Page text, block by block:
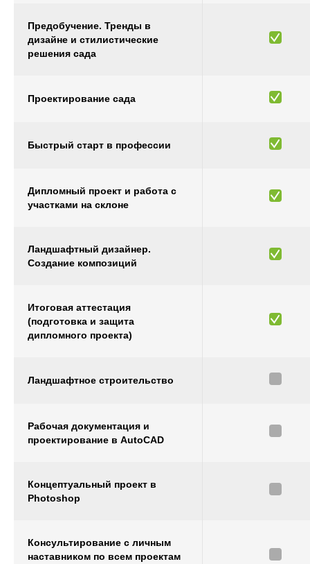
Предобучение. Тренды в
дизайне и стилистические
решения сада
Проектирование сада
Быстрый старт в профессии
Дипломный проект и работа с
участками на склоне
Ландшафтный дизайнер.
Создание композиций
Итоговая аттестация
(подготовка и защита
дипломного проекта)
Ландшафтное строительство
Рабочая документация и
проектирование в AutoCAD
Концептуальный проект в
Photoshop
Консультирование с личным
наставником по всем проектам